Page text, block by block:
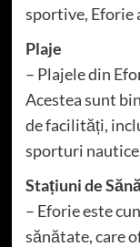
sportive, Eforie
Plaje
– Plajele din
Acestea sunt
de facilități,
sporturi
Stațiuni de
– Eforie este
sănătate, care